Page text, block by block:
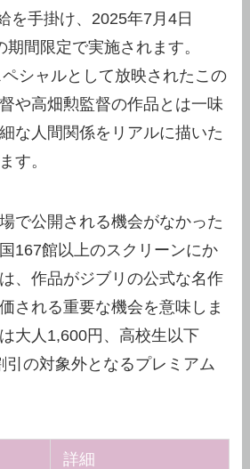
を手掛け、2025年7月4日
期間限定で実施されます。
シャルとして放映されたこの
や高畑勲監督の作品とは一味
な人間関係をリアルに描いた
す。
で公開される機会がなかった
167館以上のスクリーンにか
、作品がジブリの公式な名作
される重要な機会を意味しま
大人1,600円、高校生以下
引の対象外となるプレミアム
詳細